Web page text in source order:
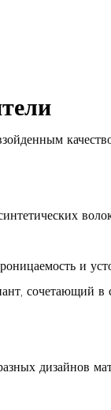
и
сочетающий в
дизайнов